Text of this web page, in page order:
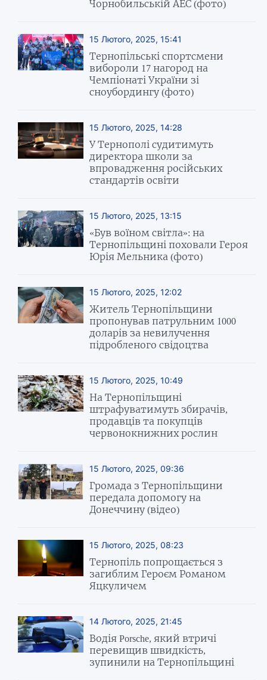
Чорнобильській АЕС (фото)
15 Лютого, 2025, 15:41
Тернопільські спортсмени
вибороли 17 нагород на
Чемпіонаті України зі
сноубордингу (фото)
15 Лютого, 2025, 14:28
У Тернополі судитимуть
директора школи за
впровадження російських
стандартів освіти
15 Лютого, 2025, 13:15
«Був воїном світла»: на
Тернопільщині поховали Героя
Юрія Мельника (фото)
15 Лютого, 2025, 12:02
Житель Тернопільщини
пропонував патрульним 1000
доларів за невилучення
підробленого свідоцтва
15 Лютого, 2025, 10:49
На Тернопільщині
штрафуватимуть збирачів,
продавців та покупців
червонокнижних рослин
15 Лютого, 2025, 09:36
Громада з Тернопільщини
передала допомогу на
Донеччину (відео)
15 Лютого, 2025, 08:23
Тернопіль попрощається з
загиблим Героєм Романом
Яцкуличем
14 Лютого, 2025, 21:45
Водія Porsche, який втричі
перевищив швидкість,
зупинили на Тернопільщині